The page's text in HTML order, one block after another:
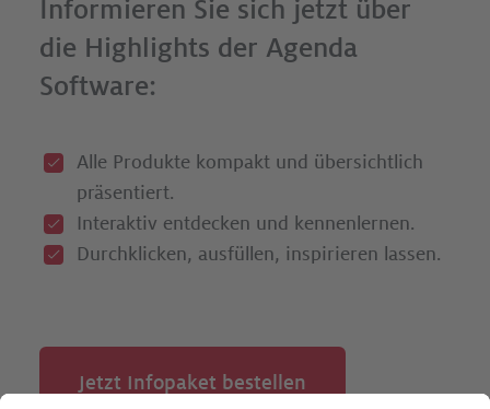
Informieren Sie sich jetzt über
die Highlights der Agenda
Software:
Alle Produkte kompakt und übersichtlich
präsentiert.
Interaktiv entdecken und kennenlernen.
Durchklicken, ausfüllen, inspirieren lassen.­
Jetzt Infopaket bestellen